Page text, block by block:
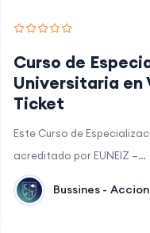
Curso de
Universitaria en
Ticket
Este Curso de
acreditado por EUNEIZ –…
Bussines -